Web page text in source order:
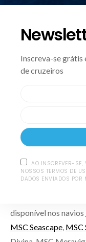
10h às 13h e das
das 15h à meia-noite
porto.
Atividades do
Após testes bem-
Guinness World Record
serão convidadas a
maior ou o mais
disponível nos navios
MSC Seascape, MSC
Inscreva-se grátis
de cruzeiros
AO INSCREVER-SE,
NOSSOS TERMOS DE
DADOS ENVIADOS POR